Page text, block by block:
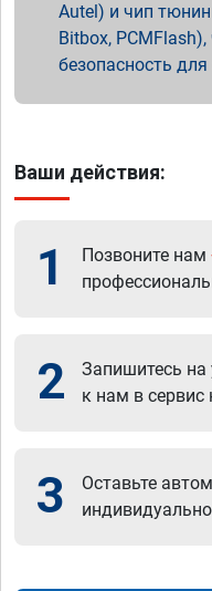
Autel) и чип
Bitbox,
безопасность
Ваши действия:
1 Позвоните нам
2
Запишитесь на
к нам в сервис
3
Оставьте